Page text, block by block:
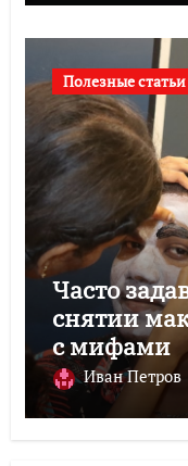
Полезные статьи
Часто
снятии
с мифами
Иван Петров